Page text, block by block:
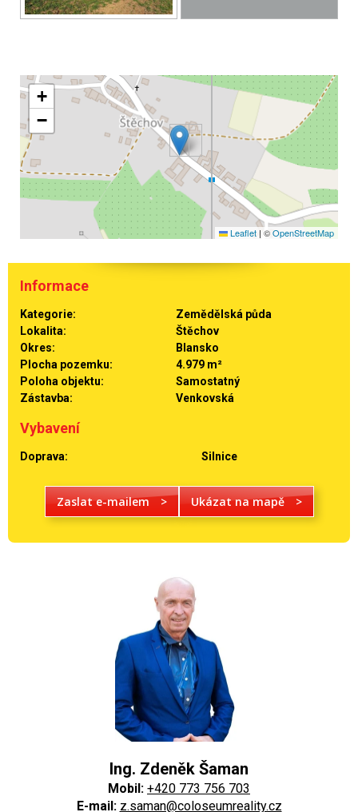
+
−
Leaflet | ©OpenStreetMap
Informace
Kategorie:
Zemědělská půda
Lokalita:
Štěchov
Okres:
Blansko
Plocha pozemku:
4.979 m²
Poloha objektu:
Samostatný
Zástavba:
Venkovská
Vybavení
Doprava: Silnice
Zaslat e-mailem > Ukázat na mapě >
Ing. Zdeněk Šaman
Mobil: +420 773 756 703
E-mail: z.saman@coloseumreality.cz